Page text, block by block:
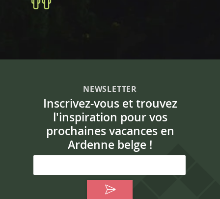
NEWSLETTER
Inscrivez-vous et trouvez
l'inspiration pour vos
prochaines vacances en
Ardenne belge !